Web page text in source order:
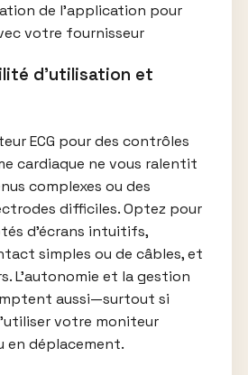
de l’application pour
votre fournisseur
d’utilisation et
ECG pour des contrôles
cardiaque ne vous ralentit
complexes ou des
difficiles. Optez pour
d’écrans intuitifs,
simples ou de câbles, et
L’autonomie et la gestion
aussi—surtout si
votre moniteur
en déplacement.